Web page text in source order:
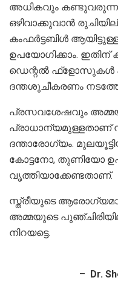
അധികവും കണ്ടുവരുന്ന
ഒഴിവാക്കുവാന്‍
കംഫര്‍ട്ടബിള്‍
ഉപയോഗിക്കാം.
ഡെന്റല്‍ ഫ്‌ളോസുകള്‍
ദന്തശുചീകരണം
പ്രസവശേഷവും
പ്രാധാന്യമുള്ളതാണ്
ദന്താരോഗ്യം.
കോട്ടനോ, തുണിയോ
വൃത്തിയാക്കേണ്ടതാണ്.
സ്ത്രീയുടെ
അമ്മയുടെ
നിറയട്ടെ.
–